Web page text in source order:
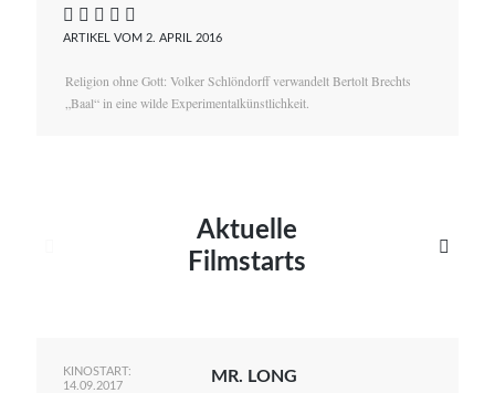
    
ARTIKEL VOM 2. APRIL 2016
Religion ohne Gott: Volker Schlöndorff verwandelt Bertolt Brechts
„Baal“ in eine wilde Experimentalkünstlichkeit.
Aktuelle
Filmstarts

KINOSTART:
14.09.2017
MR. LONG